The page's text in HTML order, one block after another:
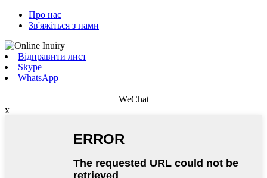
Про нас
Зв'яжіться з нами
Відправити лист
Skype
WhatsApp
WeChat
x